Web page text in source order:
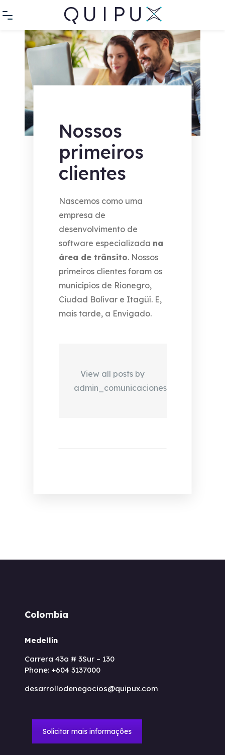
Nossos
primeiros
clientes
Nascemos como uma
empresa de
desenvolvimento de
software especializada na
área de trânsito. Nossos
primeiros clientes foram os
municípios de Rionegro,
Ciudad Bolívar e Itagüí. E,
mais tarde, a Envigado.
View all posts by
admin_comunicaciones
Colombia
Medellín
Carrera 43a # 3Sur – 130
Phone: +604 3137000
desarrollodenegocios@quipux.com
Solicitar mais informações